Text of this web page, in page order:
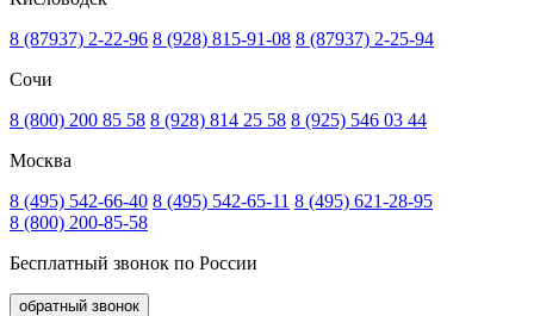
8 (87937) 2-22-96 8 (928) 815-91-08 8 (87937) 2-25-94
Сочи
8 (800) 200 85 58 8 (928) 814 25 58 8 (925) 546 03 44
Москва
8 (495) 542-66-40 8 (495) 542-65-11 8 (495) 621-28-95
8 (800) 200-85-58
Бесплатный звонок по России
обратный звонок